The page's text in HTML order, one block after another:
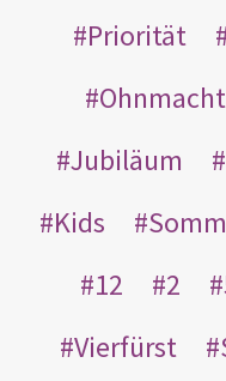
Priorität
Ohnmacht
Jubiläum
Kids
12
2
Vierfürst